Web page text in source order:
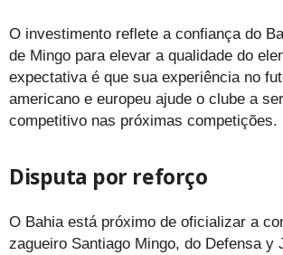
O investimento reflete a confiança do
de Mingo para elevar a qualidade do
expectativa é que sua experiência no
americano e europeu ajude o clube a
competitivo nas próximas competições.
Disputa por reforço
O Bahia está próximo de oficializar a
zagueiro Santiago Mingo, do Defensa y